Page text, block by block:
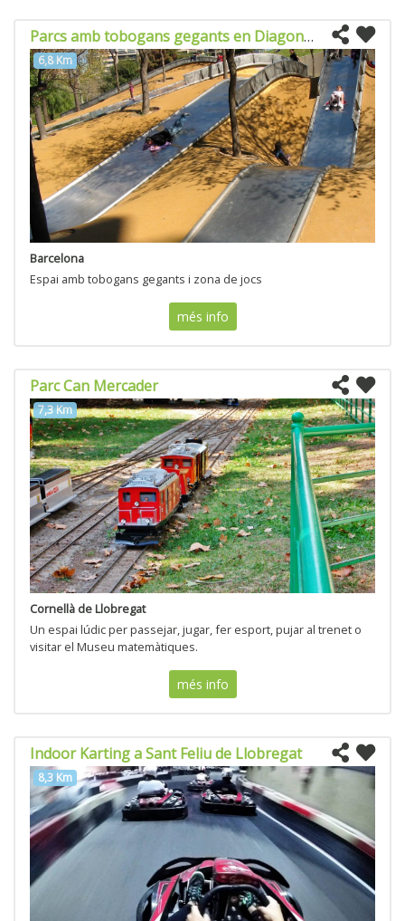
Parcs amb tobogans gegants en Diagonal Mar
6,8 Km
Barcelona
Espai amb tobogans gegants i zona de jocs
més info
Parc Can Mercader
7,3 Km
Cornellà de Llobregat
Un espai lúdic per passejar, jugar, fer esport, pujar al trenet o
visitar el Museu matemàtiques.
més info
Indoor Karting a Sant Feliu de Llobregat
8,3 Km